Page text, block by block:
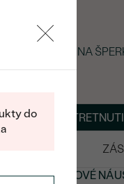
FRIDAY: −25 % NA
AMETYSTOVÉ
do